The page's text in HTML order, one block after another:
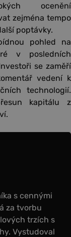
ocenění
zejména tempo
poptávky.
pohled na
v posledních
se zaměří
vedení k
technologií.
kapitálu z
s cennými
za tvorbu
trzích s
Vystudoval